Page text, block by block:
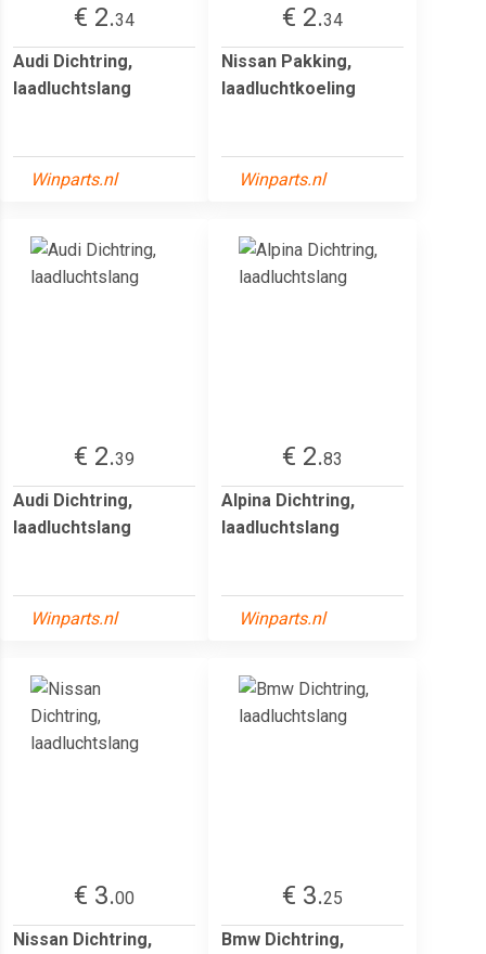
€ 2.34
Audi Dichtring,
laadluchtslang
Winparts.nl
€ 2.34
Nissan Pakking,
laadluchtkoeling
Winparts.nl
€ 2.39
Audi Dichtring,
laadluchtslang
Winparts.nl
€ 2.83
Alpina Dichtring,
laadluchtslang
Winparts.nl
€ 3.00
Nissan Dichtring,
€ 3.25
Bmw Dichtring,